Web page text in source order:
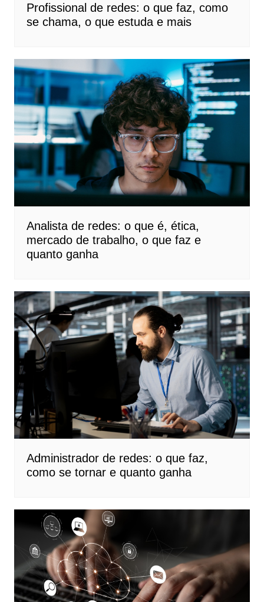
Profissional de redes: o que faz, como
se chama, o que estuda e mais
Analista de redes: o que é, ética,
mercado de trabalho, o que faz e
quanto ganha
Administrador de redes: o que faz,
como se tornar e quanto ganha